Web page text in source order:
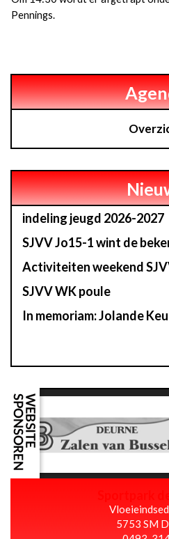
Pennings.
indeling jeugd 2026-2027
SJVV Jo15-1 wint de
Activiteiten weekend
SJVV WK poule
In memoriam: Jolande
5753 SM